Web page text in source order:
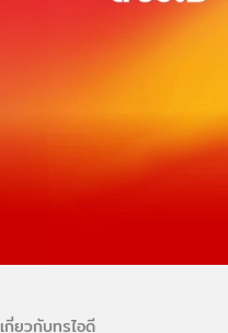
เกี่ยวกับทรูไอดี